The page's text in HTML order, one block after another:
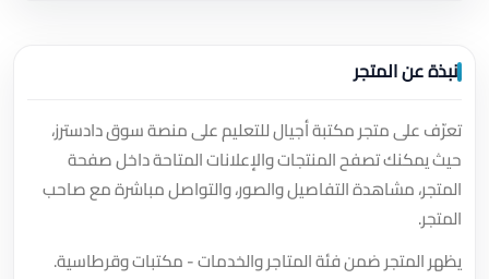
نبذة عن المتجر
تعرّف على متجر مكتبة أجيال للتعليم على منصة سوق دادسترز،
حيث يمكنك تصفح المنتجات والإعلانات المتاحة داخل صفحة
المتجر، مشاهدة التفاصيل والصور، والتواصل مباشرة مع صاحب
المتجر.
يظهر المتجر ضمن فئة المتاجر والخدمات - مكتبات وقرطاسية.